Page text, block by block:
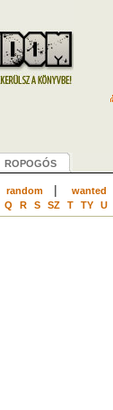
ROPOGÓS
random|
wanted
Q R S SZ T TY U